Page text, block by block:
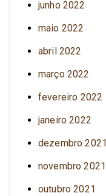
junho 2022
maio 2022
abril 2022
março 2022
fevereiro 2022
janeiro 2022
dezembro 2021
novembro 2021
outubro 2021